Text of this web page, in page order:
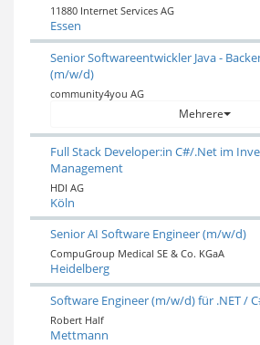
11880 Internet Services AG
Essen
Senior Softwareentwickler Java -
(m/w/d)
community4you AG
Mehrere
Full Stack Developer:in C#/.Net im
Management
HDI AG
Köln
Senior AI Software Engineer (m/w/d)
CompuGroup Medical SE & Co. KGaA
Heidelberg
Software Engineer (m/w/d) für .NET /
Robert Half
Mettmann